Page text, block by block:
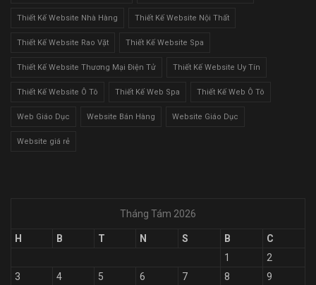
Thiết Kế Website Nhà Hàng Thiết Kế Website Nội Thất
Thiết Kế Website Rao Vặt Thiết Kế Website Spa
Thiết Kế Website Thương Mại Điện Tử Thiết Kế Website Uy Tín
Thiết Kế Website Ô Tô Thiết Kế Web Spa Thiết Kế Web Ô Tô
Web Giáo Dục Website Bán Hàng Website Giáo Dục
Website giá rẻ
Tháng Tám 2026
H B T N S B
C
1
2
3
4 5 6 7 8
9